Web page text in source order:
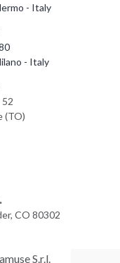
- Italy
- Italy
52
(TO)
CO 80302
S.r.l.